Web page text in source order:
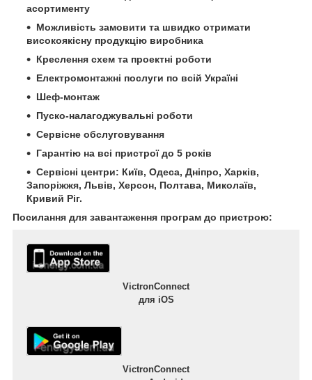
асортименту
Можливість замовити та швидко отримати
високоякісну продукцію виробника
Креслення схем та проектні роботи
Електромонтажні послуги по всій Україні
Шеф-монтаж
Пуско-налагоджувальні роботи
Сервісне обслуговування
Гарантію на всі пристрої до 5 років
Сервісні центри: Київ, Одеса, Дніпро, Харків,
Запоріжжя, Львів, Херсон, Полтава, Миколаїв,
Кривий Ріг.
Посилання для завантаження програм до пристрою:
VictronConnect
для iOS
VictronConnect